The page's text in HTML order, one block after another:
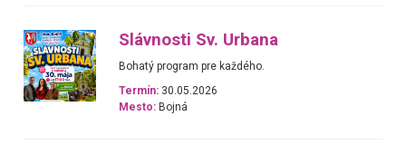
Slávnosti Sv. Urbana
Bohatý program pre každého.
Termín: 30.05.2026
Mesto: Bojná